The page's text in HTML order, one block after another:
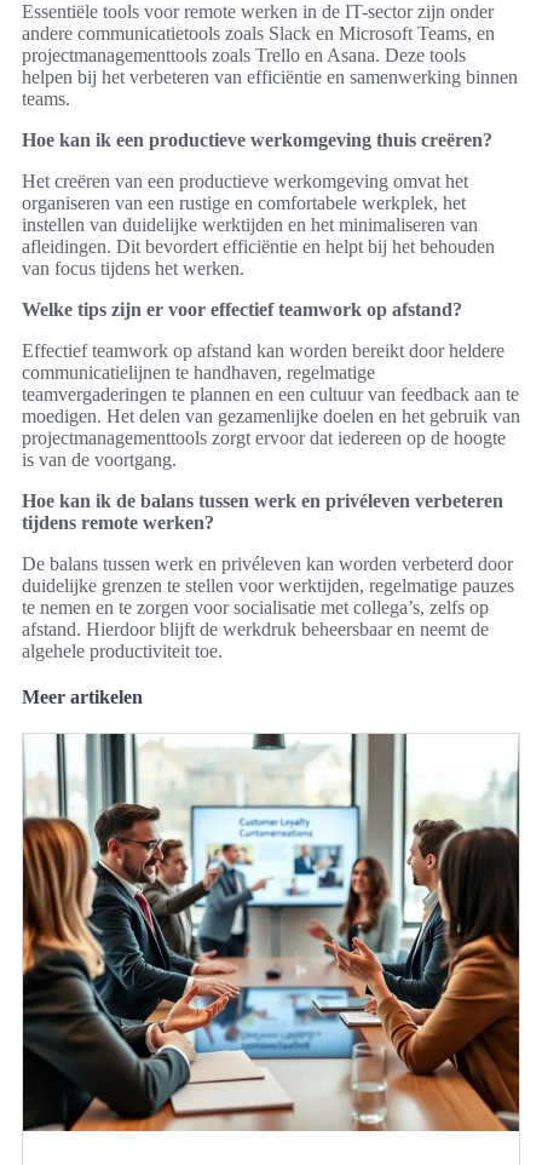
Essentiële tools voor remote werken in de IT-sector zijn onder
andere communicatietools zoals Slack en Microsoft Teams, en
projectmanagementtools zoals Trello en Asana. Deze tools
helpen bij het verbeteren van efficiëntie en samenwerking binnen
teams.
Hoe kan ik een productieve werkomgeving thuis creëren?
Het creëren van een productieve werkomgeving omvat het
organiseren van een rustige en comfortabele werkplek, het
instellen van duidelijke werktijden en het minimaliseren van
afleidingen. Dit bevordert efficiëntie en helpt bij het behouden
van focus tijdens het werken.
Welke tips zijn er voor effectief teamwork op afstand?
Effectief teamwork op afstand kan worden bereikt door heldere
communicatielijnen te handhaven, regelmatige
teamvergaderingen te plannen en een cultuur van feedback aan te
moedigen. Het delen van gezamenlijke doelen en het gebruik van
projectmanagementtools zorgt ervoor dat iedereen op de hoogte
is van de voortgang.
Hoe kan ik de balans tussen werk en privéleven verbeteren
tijdens remote werken?
De balans tussen werk en privéleven kan worden verbeterd door
duidelijke grenzen te stellen voor werktijden, regelmatige pauzes
te nemen en te zorgen voor socialisatie met collega’s, zelfs op
afstand. Hierdoor blijft de werkdruk beheersbaar en neemt de
algehele productiviteit toe.
Meer artikelen